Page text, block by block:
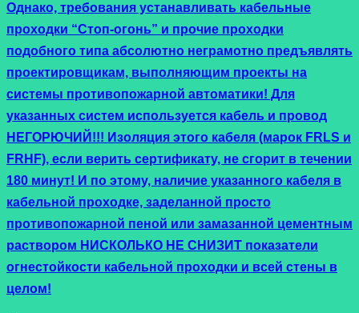
Однако, требования устанавливать кабельные
проходки “Стоп-огонь” и прочие проходки
подобного типа абсолютно неграмотно предъявлять
проектировщикам, выполняющим проекты на
системы противопожарной автоматики! Для
указанных систем используется кабель и провод
НЕГОРЮЧИЙ!!! Изоляция этого кабеля (марок FRLS и
FRHF), если верить сертификату, не сгорит в течении
180 минут! И по этому, наличие указанного кабеля в
кабельной проходке, заделанной просто
противопожарной пеной или замазанной цементным
раствором НИСКОЛЬКО НЕ СНИЗИТ показатели
огнестойкости кабельной проходки и всей стены в
целом!